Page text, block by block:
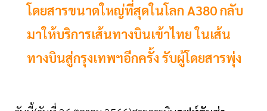
โดยสารขนาดใหญ่ที่สุดในโลก A380 กลับ
มาให้บริการเส้นทางบินเข้าไทย ในเส้น
ทางบินสู่กรุงเทพฯอีกครั้ง รับผู้โดยสารพุ่ง